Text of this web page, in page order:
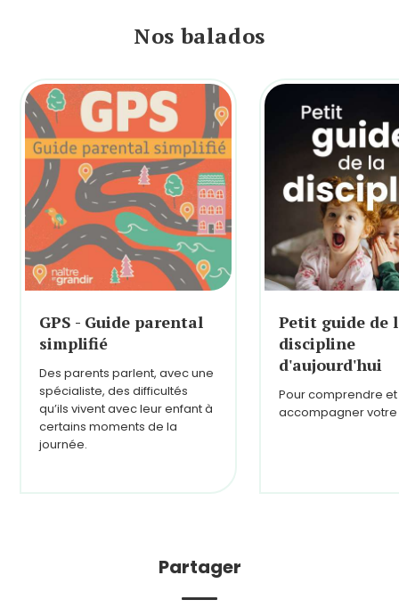
Nos balados
GPS - Guide parental
simplifié
Des parents parlent, avec une
spécialiste, des difficultés
qu’ils vivent avec leur enfant à
certains moments de la
journée.
Petit guide de
discipline
d'aujourd'hui
Pour comprendre et
accompagner votre
Partager